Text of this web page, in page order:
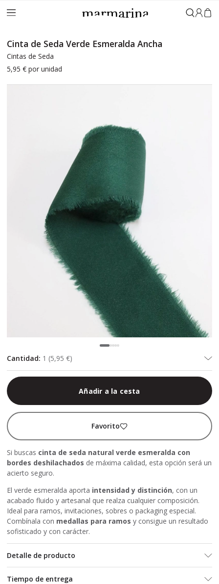
Iniciar
Cinta de Seda Verde Esmeralda Ancha
Cintas de Seda
5,95 € por unidad
Cantidad: 1 (5,95 €)
Añadir a la cesta
Favorito
Si buscas cinta de seda natural verde esmeralda con
bordes deshilachados de máxima calidad, esta opción será un
acierto seguro.
El verde esmeralda aporta intensidad y distinción, con un
acabado fluido y artesanal que realza cualquier composición.
Ideal para ramos, invitaciones, sobres o packaging especial.
Combínala con medallas para ramos y consigue un resultado
sofisticado y con carácter.
Detalle de producto
Tiempo de entrega